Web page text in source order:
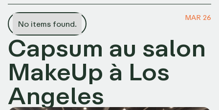
No items found.
MAR 26
Capsum au salon
MakeUp à Los
Angeles